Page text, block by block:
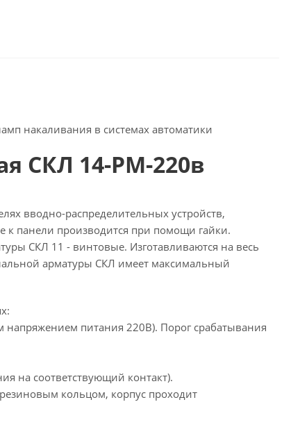
накаливания в системах автоматики
СКЛ 14-РМ-220в
вводно-распределительных устройств,
к панели производится при помощи гайки.
СКЛ 11 - винтовые. Изготавливаются на весь
арматуры СКЛ имеет максимальный
питания 220В). Порог срабатывания
на соответствующий контакт).
кольцом, корпус проходит